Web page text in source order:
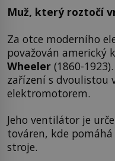
Muž, který roztočí
Za otce moderního
považován americký
Wheeler (1860-
zařízení s dvoulistou
elektromotorem.
Jeho ventilátor je
továren, kde
stroje.